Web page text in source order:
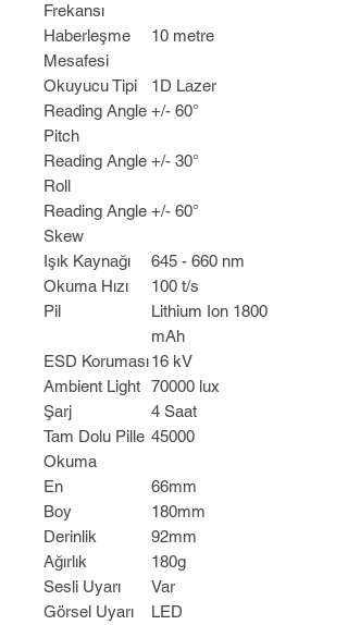
Frekansı
Haberleşme
Mesafesi
10 metre
Okuyucu Tipi
1D Lazer
Reading Angle
Pitch
+/- 60°
Reading Angle
Roll
+/- 30°
Reading Angle
Skew
+/- 60°
Işık Kaynağı
645 - 660 nm
Okuma Hızı
100 t/s
Pil
Lithium Ion 1800
mAh
ESD Koruması16 kV
Ambient Light 70000 lux
Şarj
4 Saat
Tam Dolu Pille
Okuma
45000
En
66mm
Boy
180mm
Derinlik
92mm
Ağırlık
180g
Sesli Uyarı
Var
Görsel Uyarı
LED